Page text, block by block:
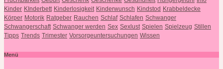
Kinder KInderbett Kinderlosigkeit Kinderwunsch Kindstod Krabbeldecke
Körper Motorik Ratgeber Rauchen Schlaf Schlafen Schwanger
Schwangerschaft Schwanger werden Sex Sexlust Spielen Spielzeug Stillen
Tipps Trends Trimester Vorsorgeuntersuchungen Wissen
Menü